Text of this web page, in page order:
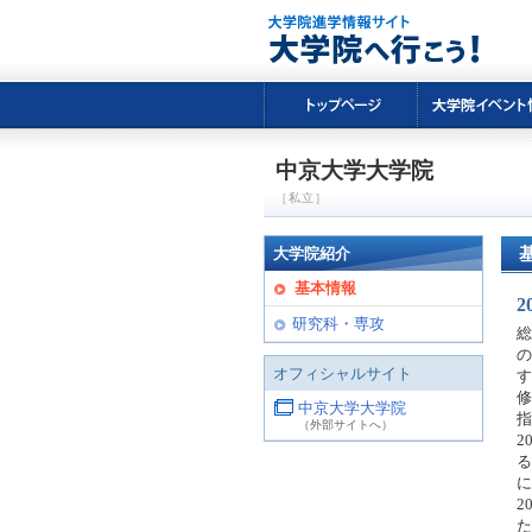
中京大学大学院
［私立］
大学院紹介
基本情報
研究科・専攻
オフィシャルサイト
中京大学大学院
（外部サイトへ）